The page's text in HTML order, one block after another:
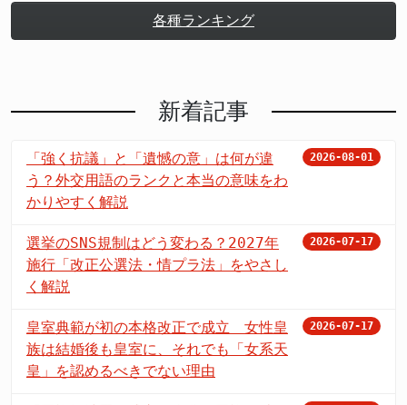
各種ランキング
新着記事
「強く抗議」と「遺憾の意」は何が違
う？外交用語のランクと本当の意味をわ
かりやすく解説
2026-08-01
選挙のSNS規制はどう変わる？2027年
施行「改正公選法・情プラ法」をやさし
く解説
2026-07-17
皇室典範が初の本格改正で成立 女性皇
族は結婚後も皇室に、それでも「女系天
皇」を認めるべきでない理由
2026-07-17